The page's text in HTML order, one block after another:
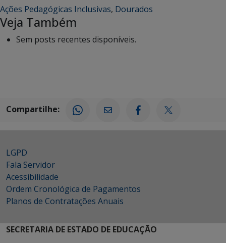
Ações Pedagógicas Inclusivas, Dourados
Veja Também
Sem posts recentes disponíveis.
Compartilhe:
LGPD
Fala Servidor
Acessibilidade
Ordem Cronológica de Pagamentos
Planos de Contratações Anuais
SECRETARIA DE ESTADO DE EDUCAÇÃO